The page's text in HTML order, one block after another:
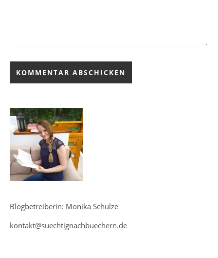
Blogbetreiberin: Monika Schulze
kontakt@suechtignachbuechern.de